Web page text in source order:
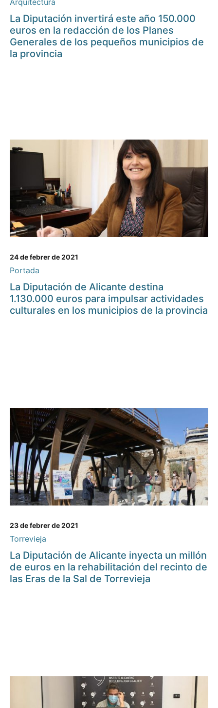
Arquitectura
La Diputación invertirá este año 150.000
euros en la redacción de los Planes
Generales de los pequeños municipios de
la provincia
24 de febrer de 2021
Portada
La Diputación de Alicante destina
1.130.000 euros para impulsar actividades
culturales en los municipios de la provincia
23 de febrer de 2021
Torrevieja
La Diputación de Alicante inyecta un millón
de euros en la rehabilitación del recinto de
las Eras de la Sal de Torrevieja